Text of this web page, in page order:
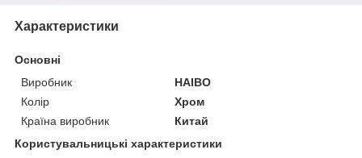
Характеристики
Основні
Виробник
HAIBO
Колір
Хром
Країна виробник
Китай
Користувальницькі характеристики